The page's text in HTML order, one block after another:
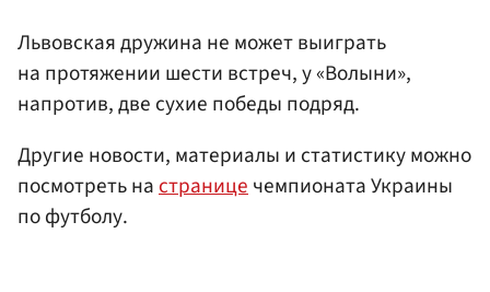
Львовская дружина не может выиграть
на протяжении шести встреч, у «Волыни»,
напротив, две сухие победы подряд.
Другие новости, материалы и статистику можно
посмотреть настраницечемпионата Украины
по футболу.